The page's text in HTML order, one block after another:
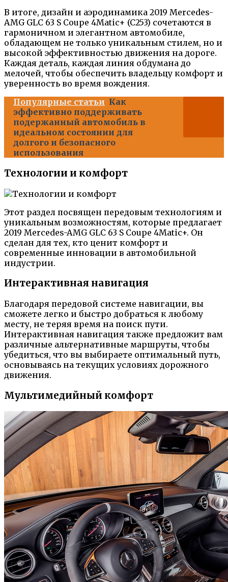
В итоге, дизайн и аэродинамика 2019 Mercedes-
AMG GLC 63 S Coupe 4Matic+ (C253) сочетаются в
гармоничном и элегантном автомобиле,
обладающем не только уникальным стилем, но и
высокой эффективностью движения на дороге.
Каждая деталь, каждая линия обдумана до
мелочей, чтобы обеспечить владельцу комфорт и
уверенность во время вождения.
Популярные статьи Как
эффективно поддерживать
подержанный автомобиль в
идеальном состоянии для
долгого и безопасного
использования
Технологии и комфорт
Этот раздел посвящен передовым технологиям и
уникальным возможностям, которые предлагает
2019 Mercedes-AMG GLC 63 S Coupe 4Matic+. Он
сделан для тех, кто ценит комфорт и
современные инновации в автомобильной
индустрии.
Интерактивная навигация
Благодаря передовой системе навигации, вы
сможете легко и быстро добраться к любому
месту, не теряя время на поиск пути.
Интерактивная навигация также предложит вам
различные альтернативные маршруты, чтобы
убедиться, что вы выбираете оптимальный путь,
основываясь на текущих условиях дорожного
движения.
Мультимедийный комфорт